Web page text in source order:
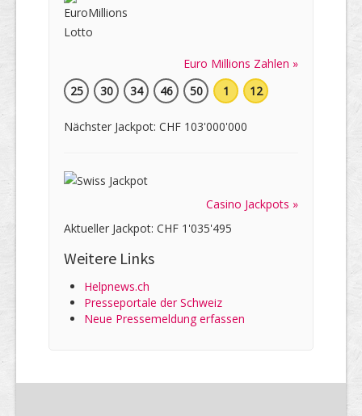
Euro Millions Zahlen »
25
30 34 46 50 1 12
Nächster Jackpot: CHF 103'000'000
Casino Jackpots »
Aktueller Jackpot: CHF 1'035'495
Weitere Links
Helpnews.ch
Presseportale der Schweiz
Neue Pressemeldung erfassen